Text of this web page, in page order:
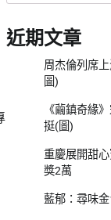
近期文章
周杰倫列席
圖)
《繭鎮奇緣
挺(圖)
重慶展開甜
獎2萬
藍郁：尋味